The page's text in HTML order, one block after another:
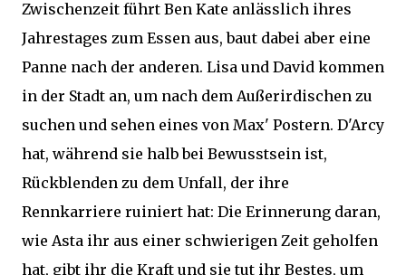
Zwischenzeit führt Ben Kate anlässlich ihres
Jahrestages zum Essen aus, baut dabei aber eine
Panne nach der anderen. Lisa und David kommen
in der Stadt an, um nach dem Außerirdischen zu
suchen und sehen eines von Max' Postern. D'Arcy
hat, während sie halb bei Bewusstsein ist,
Rückblenden zu dem Unfall, der ihre
Rennkarriere ruiniert hat: Die Erinnerung daran,
wie Asta ihr aus einer schwierigen Zeit geholfen
hat, gibt ihr die Kraft und sie tut ihr Bestes, um